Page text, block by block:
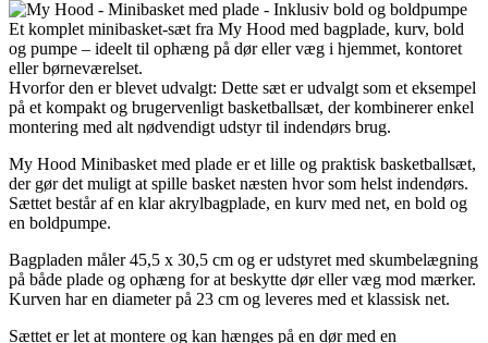
Et komplet minibasket-sæt fra My Hood med bagplade, kurv, bold
og pumpe – ideelt til ophæng på dør eller væg i hjemmet, kontoret
eller børneværelset.
Hvorfor den er blevet udvalgt: Dette sæt er udvalgt som et eksempel
på et kompakt og brugervenligt basketballsæt, der kombinerer enkel
montering med alt nødvendigt udstyr til indendørs brug.
My Hood Minibasket med plade er et lille og praktisk basketballsæt,
der gør det muligt at spille basket næsten hvor som helst indendørs.
Sættet består af en klar akrylbagplade, en kurv med net, en bold og
en boldpumpe.
Bagpladen måler 45,5 x 30,5 cm og er udstyret med skumbelægning
på både plade og ophæng for at beskytte dør eller væg mod mærker.
Kurven har en diameter på 23 cm og leveres med et klassisk net.
Sættet er let at montere og kan hænges på en dør med en